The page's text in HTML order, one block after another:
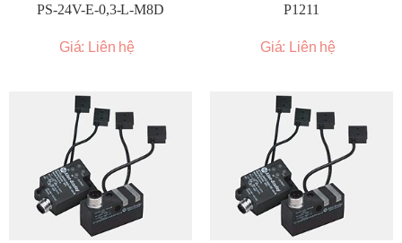
PS-24V-E-0,3-L-M8D
Giá: Liên hệ
P1211
Giá: Liên hệ